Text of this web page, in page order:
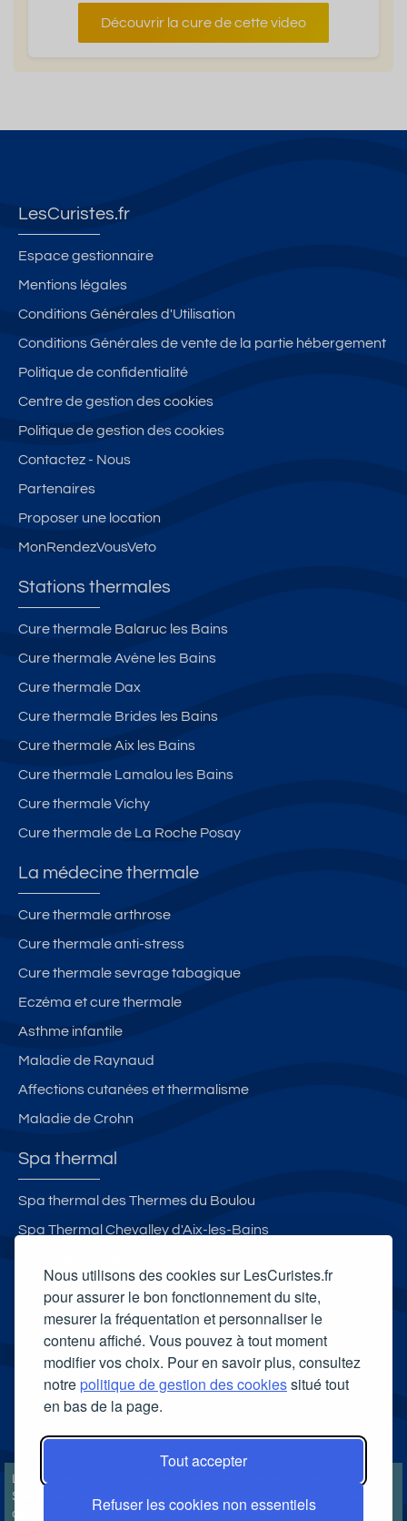
Nous utilisons des cookies sur LesCuristes.fr
pour assurer le bon fonctionnement du site,
mesurer la fréquentation et personnaliser le
contenu affiché. Vous pouvez à tout moment
modifier vos choix. Pour en savoir plus, consultez
notrepolitique de gestion des cookiessitué tout
en bas de la page.
Tout accepter
Refuser les cookies non essentiels
Découvrir la cure de cette video
LesCuristes.fr
Espace gestionnaire
Mentions légales
Conditions Générales d'Utilisation
Conditions Générales de vente de la partie hébergement
Politique de confidentialité
Centre de gestion des cookies
Politique de gestion des cookies
Contactez - Nous
Partenaires
Proposer une location
MonRendezVousVeto
Stations thermales
Cure thermale Balaruc les Bains
Cure thermale Avène les Bains
Cure thermale Dax
Cure thermale Brides les Bains
Cure thermale Aix les Bains
Cure thermale Lamalou les Bains
Cure thermale Vichy
Cure thermale de La Roche Posay
La médecine thermale
Cure thermale arthrose
Cure thermale anti-stress
Cure thermale sevrage tabagique
Eczéma et cure thermale
Asthme infantile
Maladie de Raynaud
Affections cutanées et thermalisme
Maladie de Crohn
Spa thermal
Spa thermal des Thermes du Boulou
Spa Thermal Chevalley d'Aix-les-Bains
Thermes de Luchon
Carte cadeau spa Vichy
Carte cadeau spa Bagnoles-de-l'Orne
Carte cadeau spa Saubusse
Carte cadeau spa Châtel-Guyon
LesCuristes.fr participe et est conforme à l'ensemble des
Spécifications et Politiques du Transparency & Consent Framework
de l'IAB Europe et utilise la Consent Management Platform n°92.